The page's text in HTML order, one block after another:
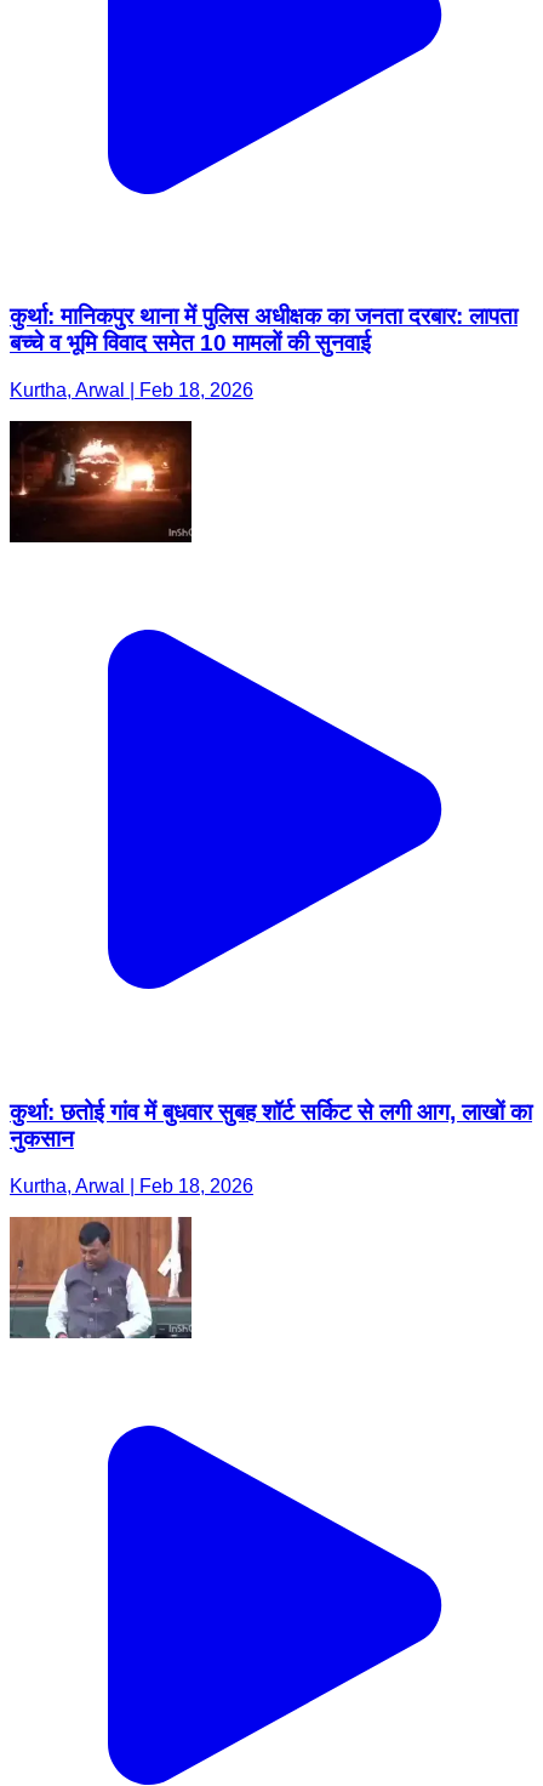
कुर्था: मानिकपुर थाना में पुलिस अधीक्षक का जनता दरबार: लापता
बच्चे व भूमि विवाद समेत 10 मामलों की सुनवाई
Kurtha, Arwal | Feb 18, 2026
कुर्था: छतोई गांव में बुधवार सुबह शॉर्ट सर्किट से लगी आग, लाखों का
नुकसान
Kurtha, Arwal | Feb 18, 2026